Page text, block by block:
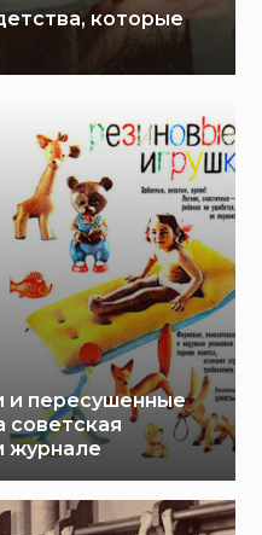
которые
пересушенные
советская
журнале